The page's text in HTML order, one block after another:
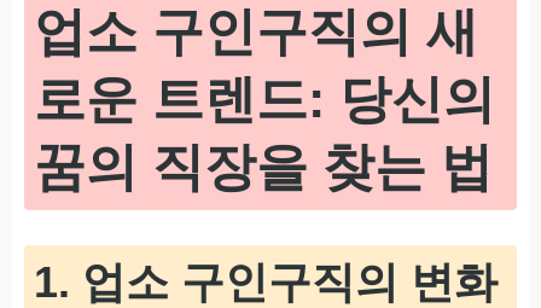
업소 구인구직의 새
로운 트렌드: 당신의
꿈의 직장을 찾는 법
1. 업소 구인구직의 변화